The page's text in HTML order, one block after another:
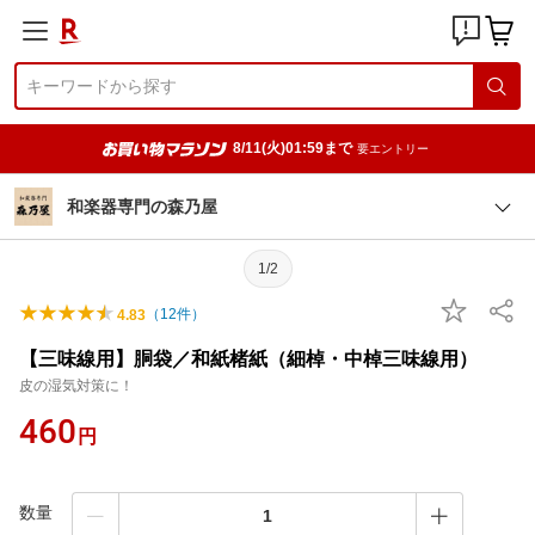
8/11(火)01:59まで 要エントリー
和楽器専門の森乃屋
1/2
4.83 （ 12件）
【三味線用】胴袋／和紙楮紙（細棹・中棹三味線用）
皮の湿気対策に！
460 円
数量